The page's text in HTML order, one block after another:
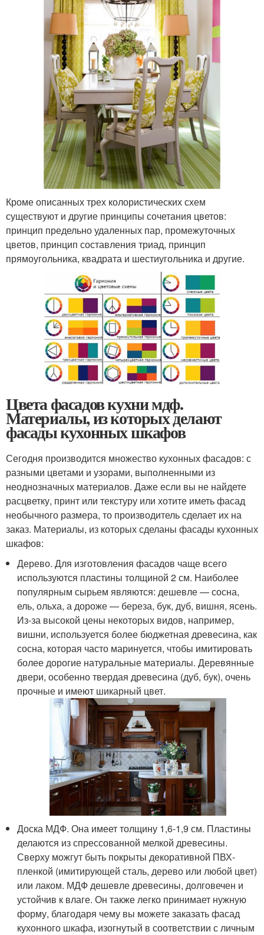
Кроме описанных трех колористических схем
существуют и другие принципы сочетания цветов:
принцип предельно удаленных пар, промежуточных
цветов, принцип составления триад, принцип
прямоугольника, квадрата и шестиугольника и другие.
Цвета фасадов кухни мдф.
Материалы, из которых делают
фасады кухонных шкафов
Сегодня производится множество кухонных фасадов: с
разными цветами и узорами, выполненными из
неоднозначных материалов. Даже если вы не найдете
расцветку, принт или текстуру или хотите иметь фасад
необычного размера, то производитель сделает их на
заказ. Материалы, из которых сделаны фасады кухонных
шкафов:
Дерево. Для изготовления фасадов чаще всего
используются пластины толщиной 2 см. Наиболее
популярным сырьем являются: дешевле — сосна,
ель, ольха, а дороже — береза, бук, дуб, вишня, ясень.
Из-за высокой цены некоторых видов, например,
вишни, используется более бюджетная древесина, как
сосна, которая часто маринуется, чтобы имитировать
более дорогие натуральные материалы. Деревянные
двери, особенно твердая древесина (дуб, бук), очень
прочные и имеют шикарный цвет.
Доска МДФ. Она имеет толщину 1,6-1,9 см. Пластины
делаются из спрессованной мелкой древесины.
Сверху можгут быть покрыты декоративной ПВХ-
пленкой (имитирующей сталь, дерево или любой цвет)
или лаком. МДФ дешевле древесины, долговечен и
устойчив к влаге. Он также легко принимает нужную
форму, благодаря чему вы можете заказать фасад
кухонного шкафа, изогнутый в соответствии с личным